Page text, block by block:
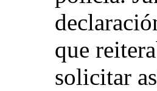
que
solicitar